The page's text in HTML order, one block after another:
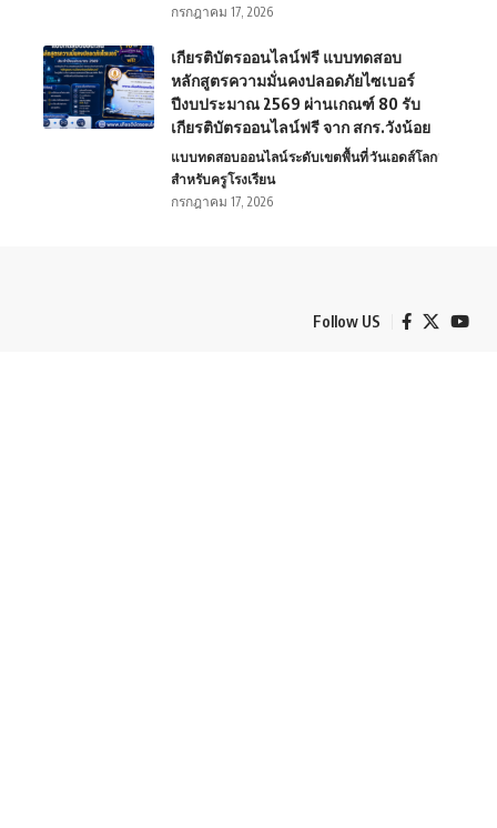
กรกฎาคม 17, 2026
เกียรติบัตรออนไลน์ฟรี แบบทดสอบ
หลักสูตรความมั่นคงปลอดภัยไซเบอร์
ปีงบประมาณ 2569 ผ่านเกณฑ์ 80 รับ
เกียรติบัตรออนไลน์ฟรี จาก สกร.วังน้อย
แบบทดสอบออนไลน์ระดับเขตพื้นที่วันเอดส์โลก
สำหรับครูโรงเรียน
กรกฎาคม 17, 2026
Follow US